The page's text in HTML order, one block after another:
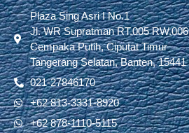
Plaza Sing Asri I No.1
Jl. WR Supratman RT.005 RW.006
Cempaka Putih, Ciputat Timur
Tangerang Selatan, Banten, 15441
021-27846170
+62 813-3331-8920
+62 878-1110-5115